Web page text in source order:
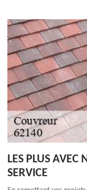
LES PLUS AVEC
SERVICE